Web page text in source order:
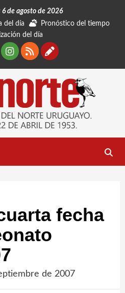
6 de agosto de 2026
del día
Pronóstico del tiempo
del día
Instagram
RSSContáctanos
fecha
de 2007